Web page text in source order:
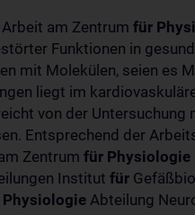
am Zentrum für
Funktionen in
mit Molekülen, seien es
liegt im
von der Untersuchung
Entsprechend der
Zentrum für Physiologie
Institut für
Physiologie Abteilung